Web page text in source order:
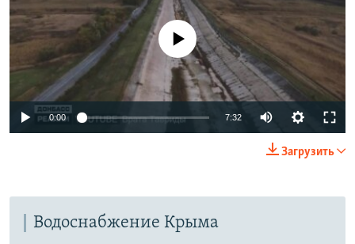
Auto 270p 360p 480p
1080p
No media source currently available
0:00 7:32
270p
480p
Загрузить
Водоснабжение Крыма